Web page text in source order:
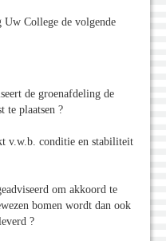
College de volgende
de groenafdeling de
te plaatsen ?
v.w.b. conditie en stabiliteit
om akkoord te
bomen wordt dan ook
?